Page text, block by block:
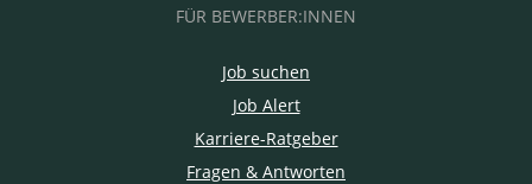
FÜR BEWERBER:INNEN
Job suchen
Job Alert
Karriere-Ratgeber
Fragen & Antworten